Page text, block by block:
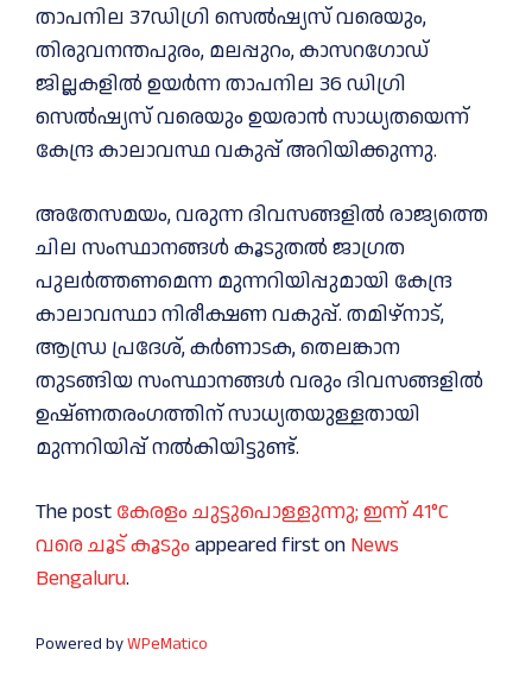
താപനില 37ഡിഗ്രി സെല്‍ഷ്യസ് വരെയും,
തിരുവനന്തപുരം, മലപ്പുറം, കാസറഗോഡ്
ജില്ലകളില്‍ ഉയര്‍ന്ന താപനില 36 ഡിഗ്രി
സെല്‍ഷ്യസ് വരെയും ഉയരാന്‍ സാധ്യതയെന്ന്
കേന്ദ്ര കാലാവസ്ഥ വകുപ്പ് അറിയിക്കുന്നു.
അതേസമയം, വരുന്ന ദിവസങ്ങളില്‍ രാജ്യത്തെ
ചില സംസ്ഥാനങ്ങള്‍ കൂടുതല്‍ ജാഗ്രത
പുലർത്തണമെന്ന മുന്നറിയിപ്പുമായി കേന്ദ്ര
കാലാവസ്ഥാ നിരീക്ഷണ വകുപ്പ്. തമിഴ്നാട്,
ആന്ധ്ര പ്രദേശ്, കർണാടക, തെലങ്കാന
തുടങ്ങിയ സംസ്ഥാനങ്ങള്‍ വരും ദിവസങ്ങളില്‍
ഉഷ്ണതരംഗത്തിന് സാധ്യതയുള്ളതായി
മുന്നറിയിപ്പ് നല്‍കിയിട്ടുണ്ട്.
The post കേരളം ചുട്ടുപൊള്ളുന്നു; ഇന്ന് 41°C
വരെ ചൂട് കൂടും appeared first on News
Bengaluru.
Powered byWPeMatico